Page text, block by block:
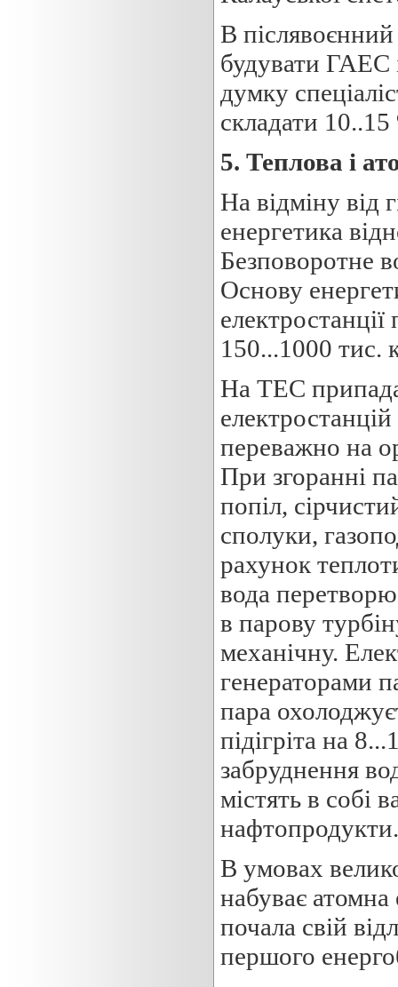
В післявоєнний
будувати ГАЕС
думку
складати
5. Теплова і
На відміну від
енергетика
Безповоротне
Основу
150...1000 тис.
На ТЕС
переважно на
При згоранні
попіл,
сполуки,
рахунок
вода
в парову
механічну.
генераторами
пара
підігріта на
забруднення
містять в собі
нафтопродукти.
В умовах
набуває атомна
почала свій
першого